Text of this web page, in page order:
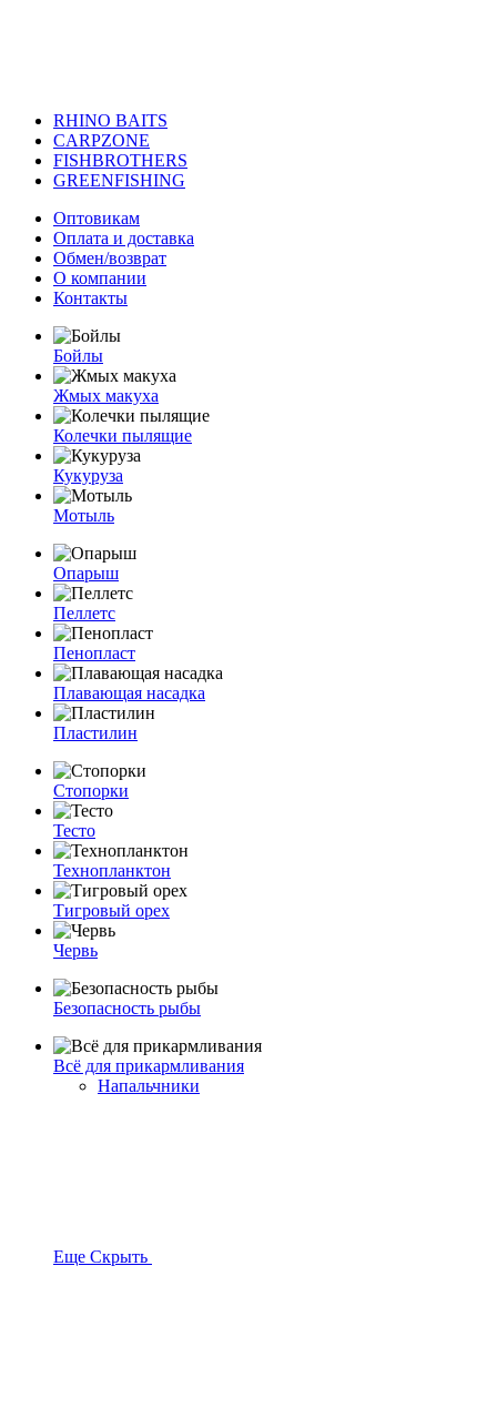
RHINO BAITS
CARPZONE
FISHBROTHERS
GREENFISHING
Оптовикам
Оплата и доставка
Обмен/возврат
О компании
Контакты
Бойлы
Жмых макуха
Колечки пылящие
Кукуруза
Мотыль
Опарыш
Пеллетс
Пенопласт
Плавающая насадка
Пластилин
Стопорки
Тесто
Технопланктон
Тигровый орех
Червь
Безопасность рыбы
Всё для прикармливания
Напальчники
Еще Скрыть